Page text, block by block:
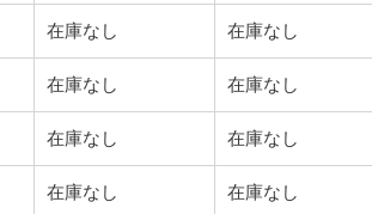
在庫なし 在庫なし
在庫なし 在庫なし
在庫なし 在庫なし
在庫なし 在庫なし